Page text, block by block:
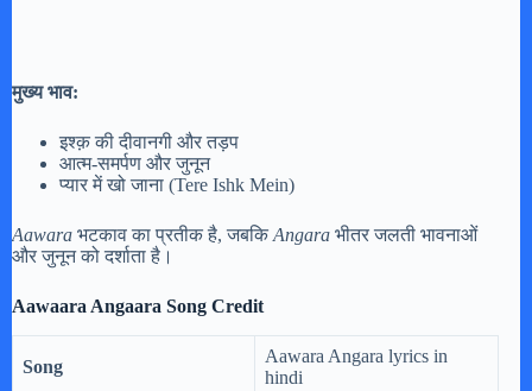
मुख्य भाव:
इश्क़ की दीवानगी और तड़प
आत्म-समर्पण और जुनून
प्यार में खो जाना (Tere Ishk Mein)
Aawara भटकाव का प्रतीक है, जबकि Angara भीतर जलती भावनाओं
और जुनून को दर्शाता है।
Aawaara Angaara Song Credit
Song
Aawara Angara lyrics in
hindi